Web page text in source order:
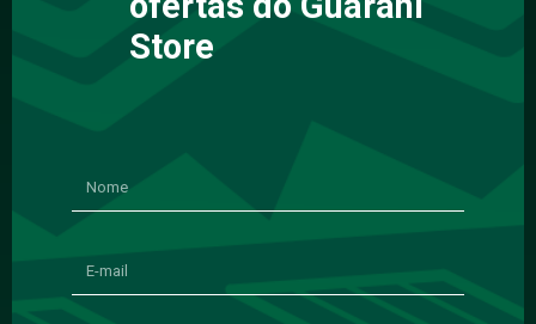
Store